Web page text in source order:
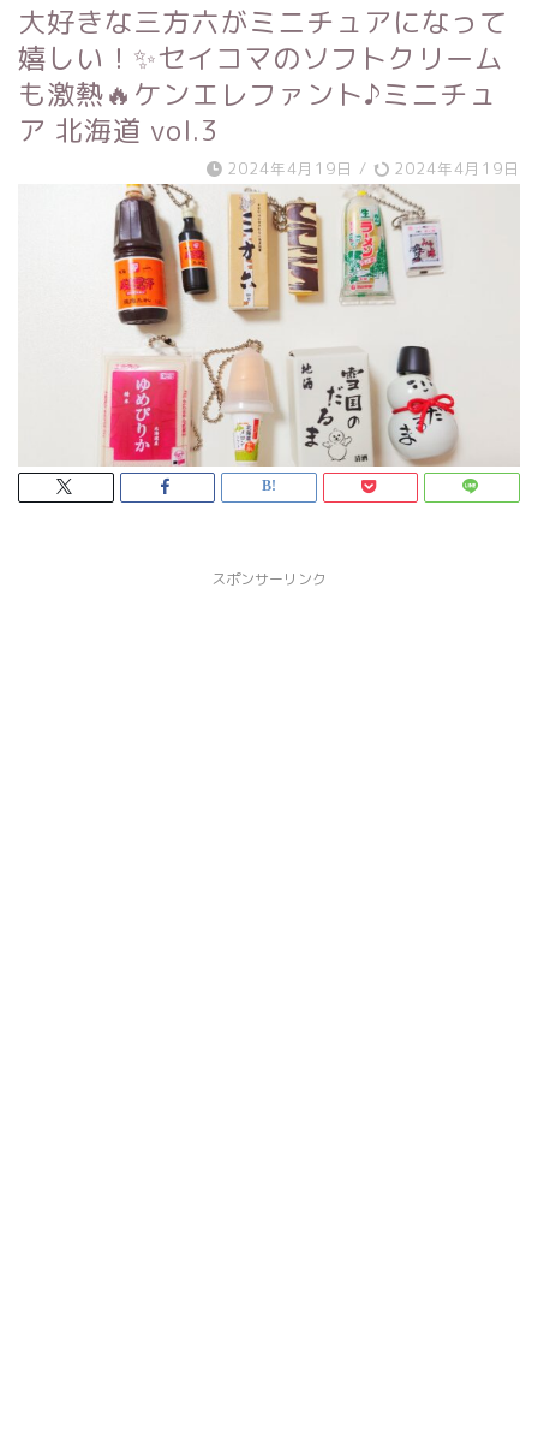
大好きな三方六がミニチュアになって
嬉しい！✨セイコマのソフトクリーム
も激熱🔥ケンエレファント♪ミニチュ
ア 北海道 vol.3
2024年4月19日 / 2024年4月19日
スポンサーリンク